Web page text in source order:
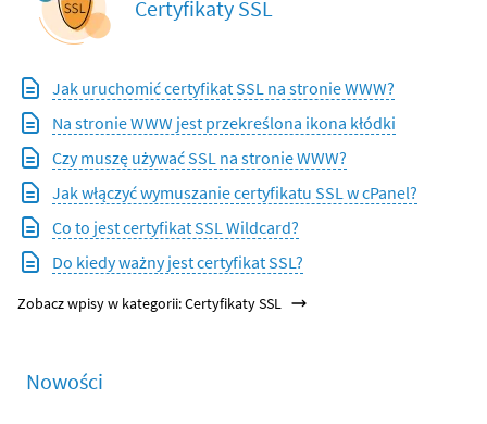
Certyfikaty SSL
Jak uruchomić certyfikat SSL na stronie WWW?
Na stronie WWW jest przekreślona ikona kłódki
Czy muszę używać SSL na stronie WWW?
Jak włączyć wymuszanie certyfikatu SSL w cPanel?
Co to jest certyfikat SSL Wildcard?
Do kiedy ważny jest certyfikat SSL?
Zobacz wpisy w kategorii: Certyfikaty SSL
Nowości